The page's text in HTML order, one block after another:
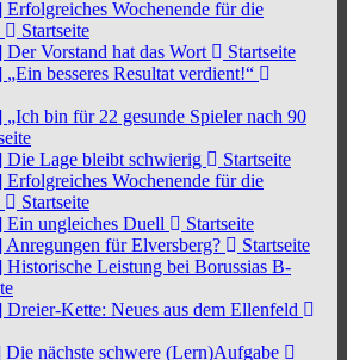
Erfolgreiches Wochenende für die
Startseite
Der Vorstand hat das Wort
Startseite
„Ein besseres Resultat verdient!“
„Ich bin für 22 gesunde Spieler nach 90
Die Lage bleibt schwierig
Startseite
Erfolgreiches Wochenende für die
Startseite
Ein ungleiches Duell
Startseite
Anregungen für Elversberg?
Startseite
Historische Leistung bei Borussias B-
Dreier-Kette: Neues aus dem Ellenfeld
Die nächste schwere (Lern)Aufgabe